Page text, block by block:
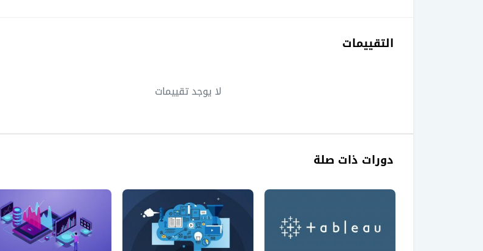
التقييمات
لا يوجد تقييمات
دورات ذات صلة